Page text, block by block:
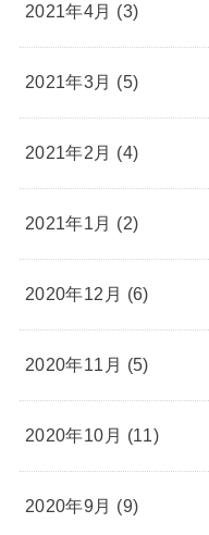
2021年4月 (3)
2021年3月 (5)
2021年2月 (4)
2021年1月 (2)
2020年12月 (6)
2020年11月 (5)
2020年10月 (11)
2020年9月 (9)